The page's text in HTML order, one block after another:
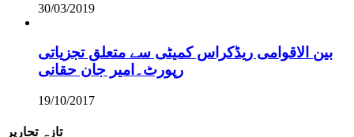
30/03/2019
بین الاقوامی ریڈکراس کمیٹی سے متعلق تجزیاتی
رپورٹ۔امیر جان حقانی
19/10/2017
تازہ تحاریر